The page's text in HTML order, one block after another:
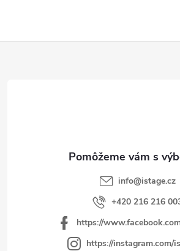
info@istage.cz
+420 216 216
https://
https://instagram.com/